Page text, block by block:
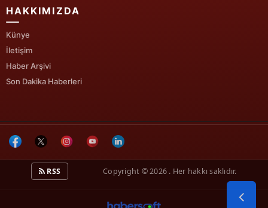
HAKKIMIZDA
Künye
İletişim
Haber Arşivi
Son Dakika Haberleri
RSS Copyright © 2026 . Her hakkı saklıdır.